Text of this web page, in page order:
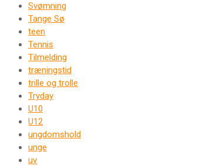
Svømning
Tange Sø
teen
Tennis
Tilmelding
træningstid
trille og trolle
Tryday
U10
U12
ungdomshold
unge
uv